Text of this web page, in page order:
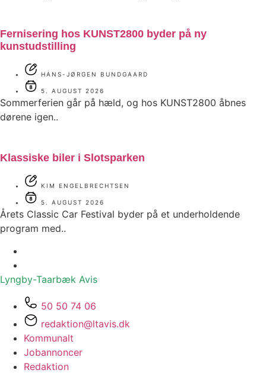
Fernisering hos KUNST2800 byder på ny
kunstudstilling
HANS-JØRGEN BUNDGAARD
5. AUGUST 2026
Sommerferien går på hæld, og hos KUNST2800 åbnes
dørene igen..
Klassiske biler i Slotsparken
KIM ENGELBRECHTSEN
5. AUGUST 2026
Årets Classic Car Festival byder på et underholdende
program med..
Lyngby-Taarbæk Avis
50 50 74 06
redaktion@ltavis.dk
Kommunalt
Jobannoncer
Redaktion